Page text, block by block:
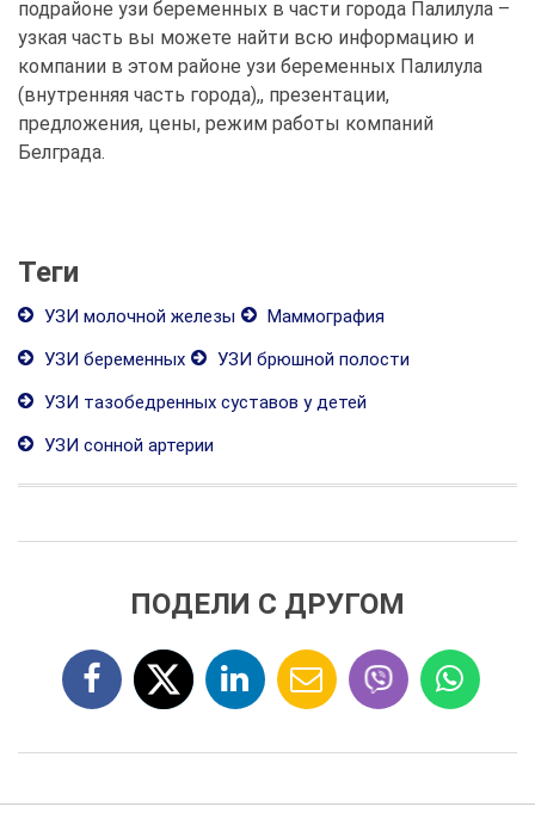
подрайоне узи беременных в части города Палилула –
узкая часть вы можете найти всю информацию и
компании в этом районе узи беременных Палилула
(внутренняя часть города),, презентации,
предложения, цены, режим работы компаний
Белграда.
Теги
УЗИ молочной железы
Маммография
УЗИ беременных
УЗИ брюшной полости
УЗИ тазобедренных суставов у детей
УЗИ сонной артерии
ПОДЕЛИ С ДРУГОМ